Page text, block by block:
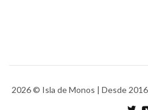
2026© Isla de Monos | Desde